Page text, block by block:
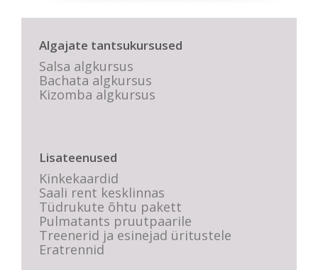
Algajate tantsukursused
Salsa algkursus
Bachata algkursus
Kizomba algkursus
Lisateenused
Kinkekaardid
Saali rent kesklinnas
Tüdrukute õhtu pakett
Pulmatants pruutpaarile
Treenerid ja esinejad üritustele
Eratrennid